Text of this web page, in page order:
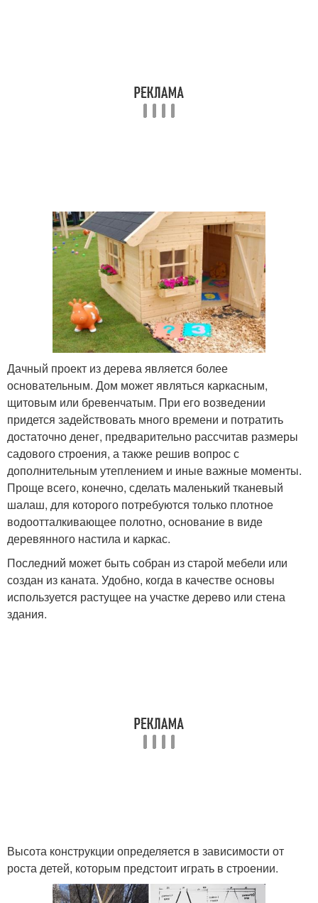
Дачный проект из дерева является более
основательным. Дом может являться каркасным,
щитовым или бревенчатым. При его возведении
придется задействовать много времени и потратить
достаточно денег, предварительно рассчитав размеры
садового строения, а также решив вопрос с
дополнительным утеплением и иные важные моменты.
Проще всего, конечно, сделать маленький тканевый
шалаш, для которого потребуются только плотное
водоотталкивающее полотно, основание в виде
деревянного настила и каркас.
Последний может быть собран из старой мебели или
создан из каната. Удобно, когда в качестве основы
используется растущее на участке дерево или стена
здания.
Высота конструкции определяется в зависимости от
роста детей, которым предстоит играть в строении.